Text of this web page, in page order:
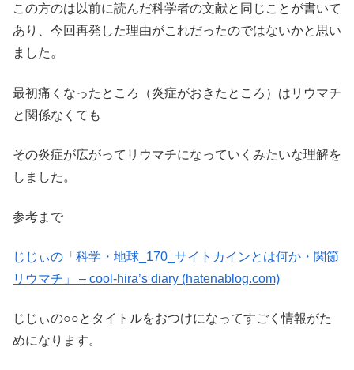
この方のは以前に読んだ科学者の文献と同じことが書いて
あり、今回再発した理由がこれだったのではないかと思い
ました。
最初痛くなったところ（炎症がおきたところ）はリウマチ
と関係なくても
その炎症が広がってリウマチになっていくみたいな理解を
しました。
参考まで
じじぃの「科学・地球_170_サイトカインとは何か・関節
リウマチ」 – cool-hira’s diary (hatenablog.com)
じじぃの○○とタイトルをおつけになってすごく情報がた
めになります。